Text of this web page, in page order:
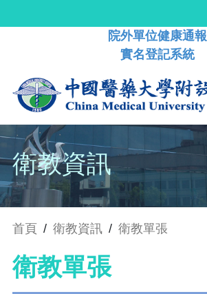
院外單位健康通報
實名登記系統
衛教資訊
首頁 / 衛教資訊 / 衛教單張
衛教單張